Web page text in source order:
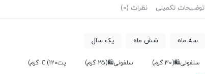
توضیحات تکمیلی نظرات (0)
سه ماه شش ماه یک سال
پت🫙(120 گرم) سلفونی🛍(25 گرم) سلفونی🛍(30 گرم)